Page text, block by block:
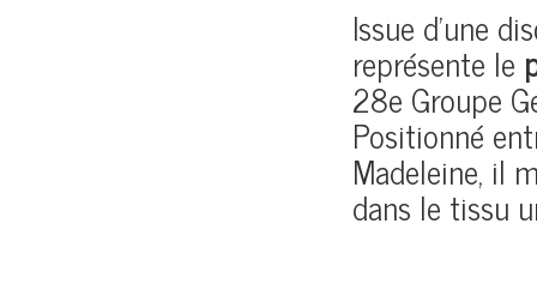
Issue d’une
représente le
28e Groupe
Positionné
Madeleine, il
dans le tissu